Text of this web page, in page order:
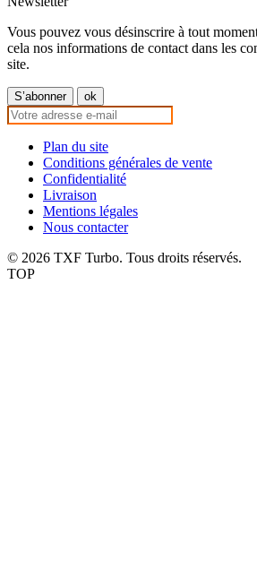
Vous pouvez vous désinscrire à tout
cela nos informations de contact dans les
site.
Plan du site
Conditions générales de vente
Confidentialité
Livraison
Mentions légales
Nous contacter
© 2026 TXF Turbo. Tous droits réservés.
TOP